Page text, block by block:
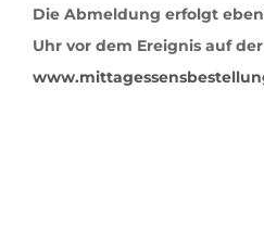
Die Abmeldung erfolgt
Uhr vor dem Ereignis auf